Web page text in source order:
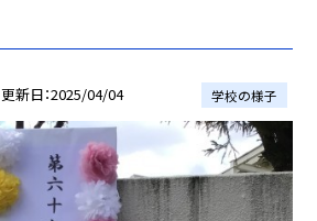
更新日 2025/04/04 学校の様子